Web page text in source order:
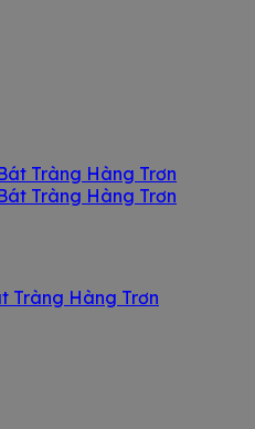
Tràng Hàng Trơn